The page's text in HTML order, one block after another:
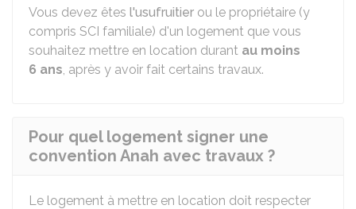
Vous devez êtes l'usufruitier ou le propriétaire (y
compris SCI familiale) d'un logement que vous
souhaitez mettre en location durant au moins
6 ans, après y avoir fait certains travaux.
Pour quel logement signer une
convention Anah avec travaux ?
Le logement à mettre en location doit respecter